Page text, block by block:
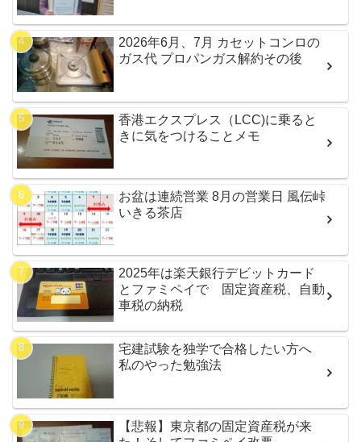
2026年6月、7月 カセットコンロの
ガス代 プロパンガス解約その後
香港エクスプレス（LCC)に乗ると
きに気をつけることメモ
お盆は連続営業 8月の営業日 風伝峠
いきる茶店
2025年は楽天銀行デビットカード
とファミペイで 固定資産税、自動
車税の納税
宅建試験を独学で合格したい方へ
私のやった勉強法
【悲報】東京都の固定資産税が来